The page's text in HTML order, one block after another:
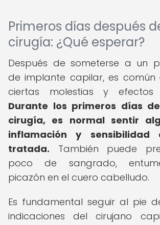
Primeros días después
cirugía: ¿Qué esperar?
Después de someterse a un
de implante capilar, es común
ciertas molestias y efectos
Durante los primeros días
cirugía, es normal sentir
inflamación y
tratada. También puede
poco de sangrado,
picazón en el cuero cabelludo.
Es fundamental seguir al pie
indicaciones del cirujano